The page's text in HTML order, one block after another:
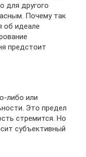
для другого
Почему так
об идеале
предстоит
либо или
Это предел
стремится. Но
субъективный